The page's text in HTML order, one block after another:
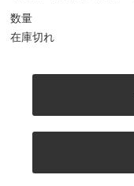
数量
在庫切れ